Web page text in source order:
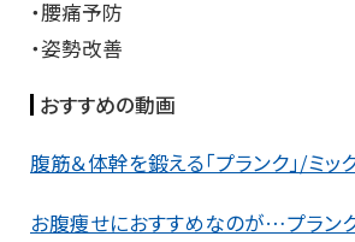
・腰痛予防
・姿勢改善
おすすめの動画
腹筋＆体幹を鍛える「プランク」/ミッ
お腹痩せにおすすめなのが…プラン